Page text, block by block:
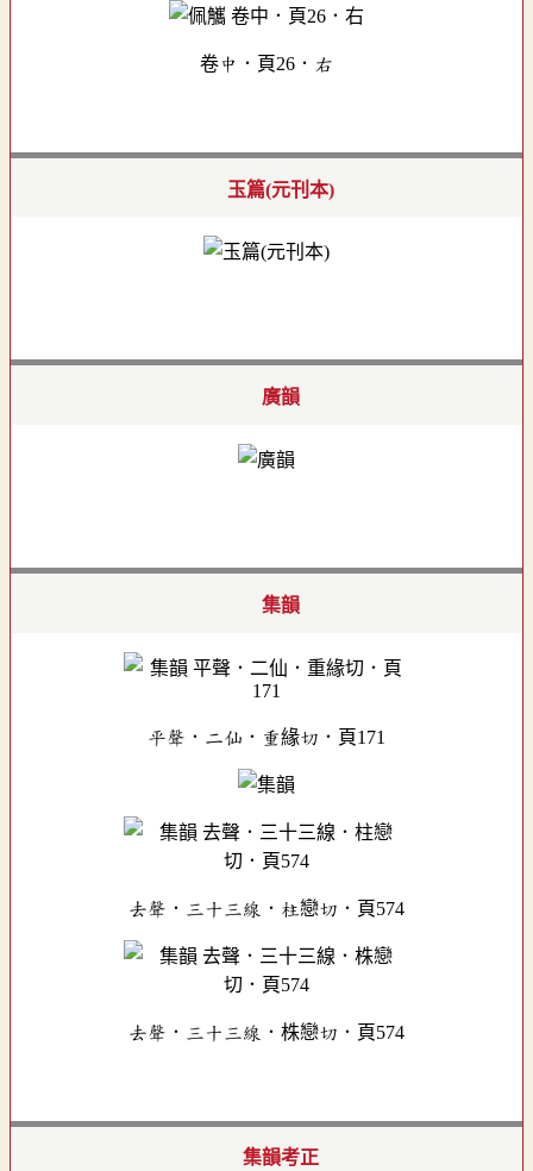
卷中．頁26．右
玉篇(元刊本)
廣韻
集韻
平聲．二仙．重緣切．頁171
去聲．三十三線．柱戀切．頁574
去聲．三十三線．株戀切．頁574
集韻考正